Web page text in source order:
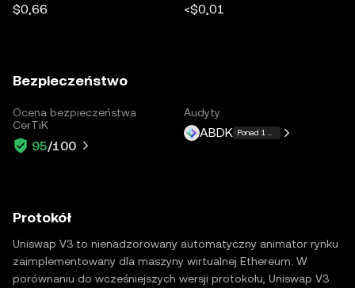
$0,66 <$0,01
Bezpieczeństwo
Ocena bezpieczeństwa
CerTiK
95/100
Audyty
ABDK Ponad 1 więcej
Protokół
Uniswap V3 to nienadzorowany automatyczny animator rynku
zaimplementowany dla maszyny wirtualnej Ethereum. W
porównaniu do wcześniejszych wersji protokołu, Uniswap V3